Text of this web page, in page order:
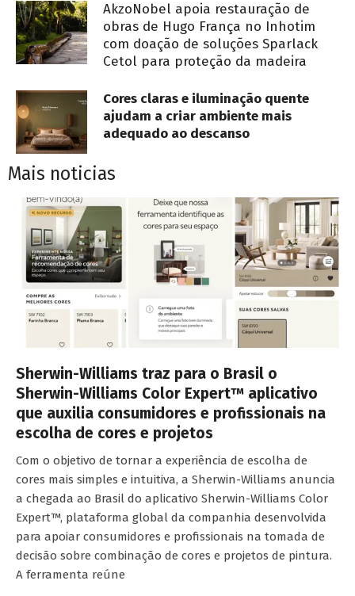
AkzoNobel apoia restauração de
obras de Hugo França no Inhotim
com doação de soluções Sparlack
Cetol para proteção da madeira
Cores claras e iluminação quente
ajudam a criar ambiente mais
adequado ao descanso
Mais noticias
Sherwin-Williams traz para o Brasil o
Sherwin-Williams Color Expert™ aplicativo
que auxilia consumidores e profissionais na
escolha de cores e projetos
Com o objetivo de tornar a experiência de escolha de
cores mais simples e intuitiva, a Sherwin-Williams anuncia
a chegada ao Brasil do aplicativo Sherwin-Williams Color
Expert™, plataforma global da companhia desenvolvida
para apoiar consumidores e profissionais na tomada de
decisão sobre combinação de cores e projetos de pintura.
A ferramenta reúne